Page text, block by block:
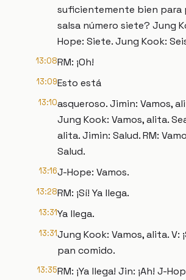
suficientemente bien para
salsa número siete? Jung
Hope: Siete. Jung Kook:
13:08RM: ¡Oh!
13:09Esto está
13:10asqueroso. Jimin: Vamos,
Jung Kook: Vamos, alita.
alita. Jimin: Salud. RM:
Salud.
13:16J-Hope: Vamos.
13:28RM: ¡Sí! Ya llega.
13:31Ya llega.
13:31Jung Kook: Vamos, alita. V:
pan comido.
13:35RM: ¡Ya llega! Jin: ¡Ah! J-